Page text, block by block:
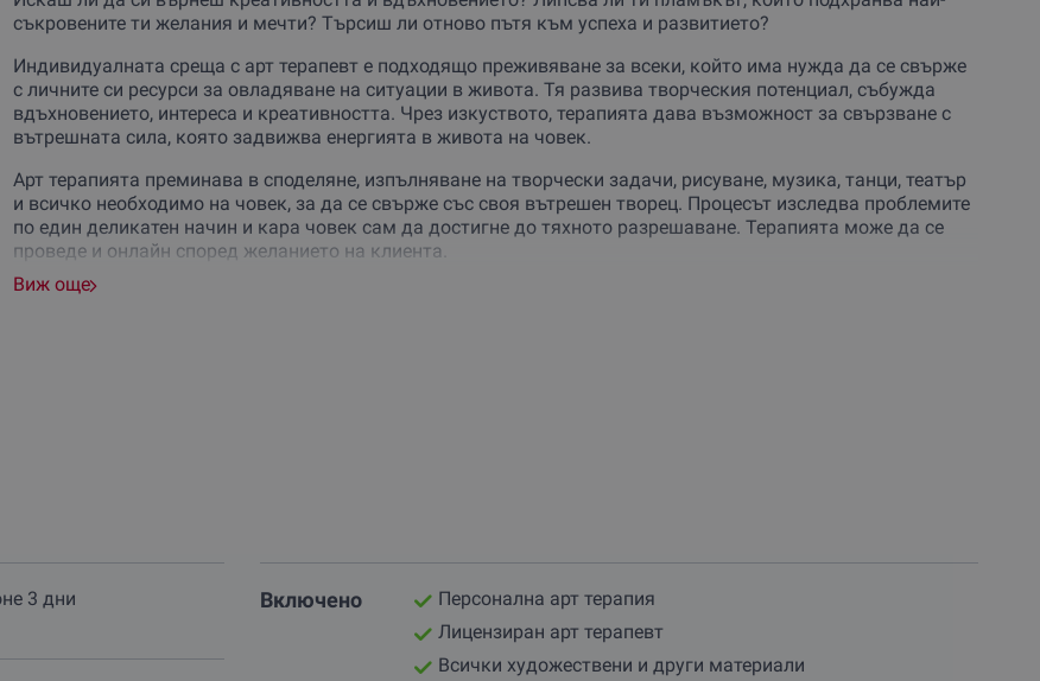
съкровените ти желания и мечти? Търсиш ли отново пътя към успеха и развитието?
Индивидуалната среща с арт терапевт е подходящо преживяване за всеки, който има нужда да се свърже
с личните си ресурси за овладяване на ситуации в живота. Тя развива творческия потенциал, събужда
вдъхновението, интереса и креативността. Чрез изкуството, терапията дава възможност за свързване с
вътрешната сила, която задвижва енергията в живота на човек.
Арт терапията преминава в споделяне, изпълняване на творчески задачи, рисуване, музика, танци, театър
и всичко необходимо на човек, за да се свърже със своя вътрешен творец. Процесът изследва проблемите
по един деликатен начин и кара човек сам да достигне до тяхното разрешаване. Терапията може да се
проведе и онлайн според желанието на клиента.
Арт терапията е най-лесният път към откриването на личното призвание. Тя показва правилната посока и
Виж още
3 дни
Включено
Персонална арт терапия
Лицензиран арт терапевт
Всички художествени и други материали